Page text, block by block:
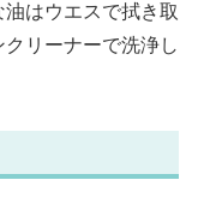
はウエスで拭き取
リーナーで洗浄し